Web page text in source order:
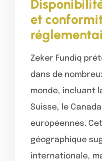
et
Zeker Fundiq
dans de
monde, incluant
Suisse, le
européennes.
géographique
internationale,